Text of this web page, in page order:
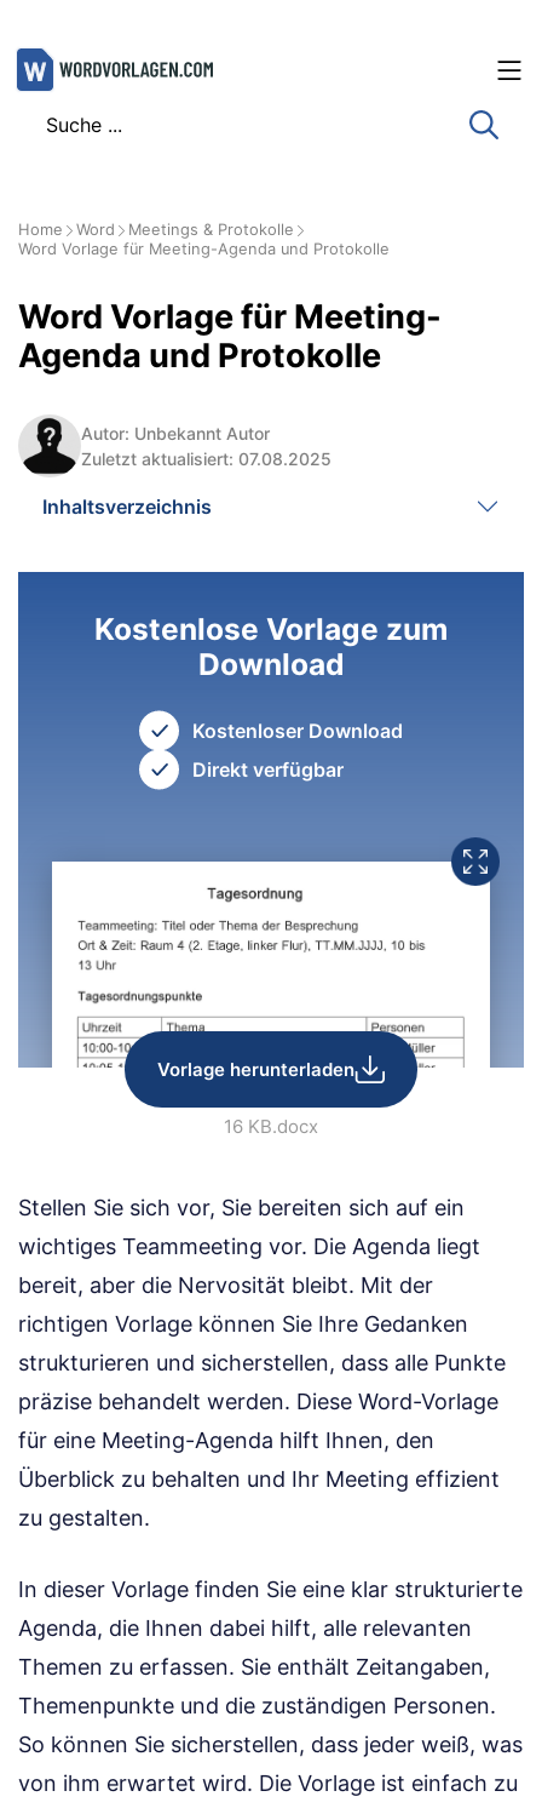
Zum
Inhalt
Home Word
Meetings & Protokolle
Word Vorlage für Meeting-Agenda und Protokolle
Word Vorlage für Meeting-
Agenda und Protokolle
Autor: Unbekannt Autor
Zuletzt aktualisiert: 07.08.2025
Inhaltsverzeichnis
Kostenlose Vorlage zum
Download
Kostenloser Download
Direkt verfügbar
Vorlage herunterladen
16 KB.docx
Stellen Sie sich vor, Sie bereiten sich auf ein
wichtiges Teammeeting vor. Die Agenda liegt
bereit, aber die Nervosität bleibt. Mit der
richtigen Vorlage können Sie Ihre Gedanken
strukturieren und sicherstellen, dass alle Punkte
präzise behandelt werden. Diese Word-Vorlage
für eine Meeting-Agenda hilft Ihnen, den
Überblick zu behalten und Ihr Meeting effizient
zu gestalten.
In dieser Vorlage finden Sie eine klar strukturierte
Agenda, die Ihnen dabei hilft, alle relevanten
Themen zu erfassen. Sie enthält Zeitangaben,
Themenpunkte und die zuständigen Personen.
So können Sie sicherstellen, dass jeder weiß, was
von ihm erwartet wird. Die Vorlage ist einfach zu